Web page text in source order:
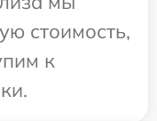
стоимость,
к